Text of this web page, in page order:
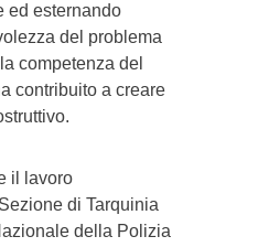
ed esternando
del problema
competenza del
contribuito a creare
il lavoro
di Tarquinia
della Polizia